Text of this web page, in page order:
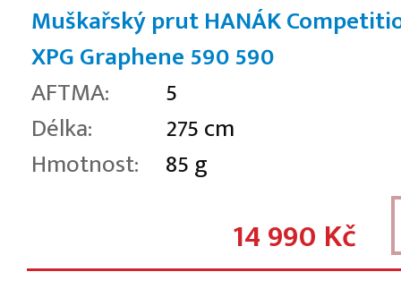
Muškařský prut HANÁK
XPG Graphene 590590
AFTMA:
5
Délka:
275 cm
Hmotnost:
85 g
14 990 Kč